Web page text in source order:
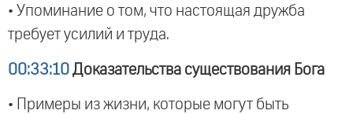
• Упоминание о том, что настоящая дружба
требует усилий и труда.
00:33:10 Доказательства существования Бога
• Примеры из жизни, которые могут быть